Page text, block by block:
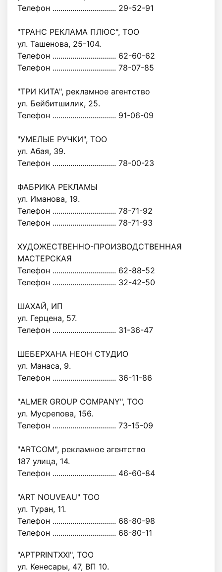
Телефон ................................ 29-52-91
"ТРАНС РЕКЛАМА ПЛЮС", ТОО
ул. Ташенова, 25-104.
Телефон ................................ 62-60-62
Телефон ................................ 78-07-85
"ТРИ КИТА", рекламное агентство
ул. Бейбитшилик, 25.
Телефон ................................ 91-06-09
"УМЕЛЫЕ РУЧКИ", ТОО
ул. Абая, 39.
Телефон ................................ 78-00-23
ФАБРИКА РЕКЛАМЫ
ул. Иманова, 19.
Телефон ................................ 78-71-92
Телефон ................................ 78-71-93
ХУДОЖЕСТВЕННО-ПРОИЗВОДСТВЕННАЯ
МАСТЕРСКАЯ
Телефон ................................ 62-88-52
Телефон ................................ 32-42-50
ШАХАЙ, ИП
ул. Герцена, 57.
Телефон ................................ 31-36-47
ШЕБЕРХАНА НЕОН СТУДИО
ул. Манаса, 9.
Телефон ................................ 36-11-86
"ALMER GROUP COMPANY", ТОО
ул. Мусрепова, 156.
Телефон ................................ 73-15-09
"ARTCOM", рекламное агентство
187 улица, 14.
Телефон ................................ 46-60-84
"АRТ NOUVEAU" ТОО
ул. Туран, 11.
Телефон ................................ 68-80-98
Телефон ................................ 68-80-11
"АРТPRINTXXI", ТОО
ул. Кенесары, 47, ВП 10.